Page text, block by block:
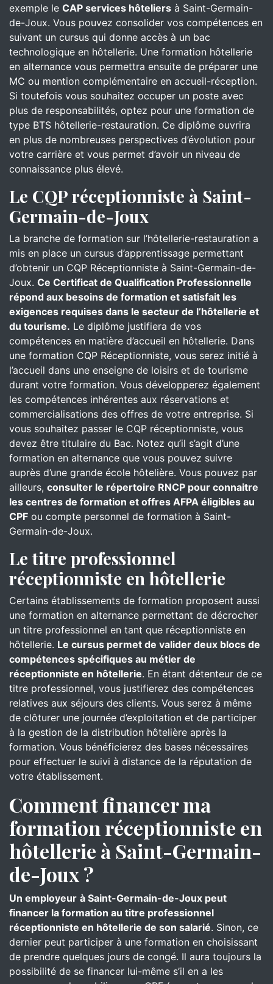
exemple le CAP services hôteliers à Saint-Germain-
de-Joux. Vous pouvez consolider vos compétences en
suivant un cursus qui donne accès à un bac
technologique en hôtellerie. Une formation hôtellerie
en alternance vous permettra ensuite de préparer une
MC ou mention complémentaire en accueil-réception.
Si toutefois vous souhaitez occuper un poste avec
plus de responsabilités, optez pour une formation de
type BTS hôtellerie-restauration. Ce diplôme ouvrira
en plus de nombreuses perspectives d’évolution pour
votre carrière et vous permet d’avoir un niveau de
connaissance plus élevé.
Le CQP réceptionniste à Saint-
Germain-de-Joux
La branche de formation sur l’hôtellerie-restauration a
mis en place un cursus d’apprentissage permettant
d’obtenir un CQP Réceptionniste à Saint-Germain-de-
Joux. Ce Certificat de Qualification Professionnelle
répond aux besoins de formation et satisfait les
exigences requises dans le secteur de l’hôtellerie et
du tourisme. Le diplôme justifiera de vos
compétences en matière d’accueil en hôtellerie. Dans
une formation CQP Réceptionniste, vous serez initié à
l’accueil dans une enseigne de loisirs et de tourisme
durant votre formation. Vous développerez également
les compétences inhérentes aux réservations et
commercialisations des offres de votre entreprise. Si
vous souhaitez passer le CQP réceptionniste, vous
devez être titulaire du Bac. Notez qu’il s’agit d’une
formation en alternance que vous pouvez suivre
auprès d’une grande école hôtelière. Vous pouvez par
ailleurs, consulter le répertoire RNCP pour connaitre
les centres de formation et offres AFPA éligibles au
CPF ou compte personnel de formation à Saint-
Germain-de-Joux.
Le titre professionnel
réceptionniste en hôtellerie
Certains établissements de formation proposent aussi
une formation en alternance permettant de décrocher
un titre professionnel en tant que réceptionniste en
hôtellerie. Le cursus permet de valider deux blocs de
compétences spécifiques au métier de
réceptionniste en hôtellerie. En étant détenteur de ce
titre professionnel, vous justifierez des compétences
relatives aux séjours des clients. Vous serez à même
de clôturer une journée d’exploitation et de participer
à la gestion de la distribution hôtelière après la
formation. Vous bénéficierez des bases nécessaires
pour effectuer le suivi à distance de la réputation de
votre établissement.
Comment financer ma
formation réceptionniste en
hôtellerie à Saint-Germain-
de-Joux ?
Un employeur à Saint-Germain-de-Joux peut
financer la formation au titre professionnel
réceptionniste en hôtellerie de son salarié. Sinon, ce
dernier peut participer à une formation en choisissant
de prendre quelques jours de congé. Il aura toujours la
possibilité de se financer lui-même s’il en a les